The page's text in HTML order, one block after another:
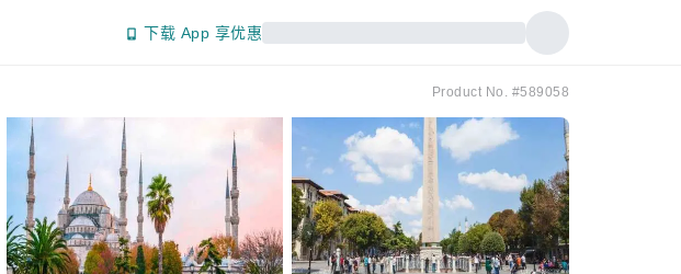
下载 App 享优惠
Product No. #589058